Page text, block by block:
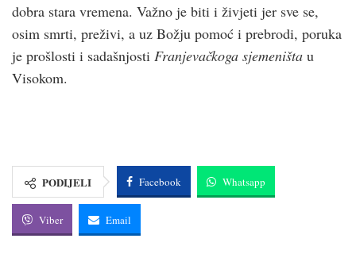
dobra stara vremena. Važno je biti i živjeti jer sve se,
osim smrti, preživi, a uz Božju pomoć i prebrodi, poruka
je prošlosti i sadašnjosti Franjevačkoga sjemeništa u
Visokom.
PODIJELI Facebook Whatsapp
Viber Email